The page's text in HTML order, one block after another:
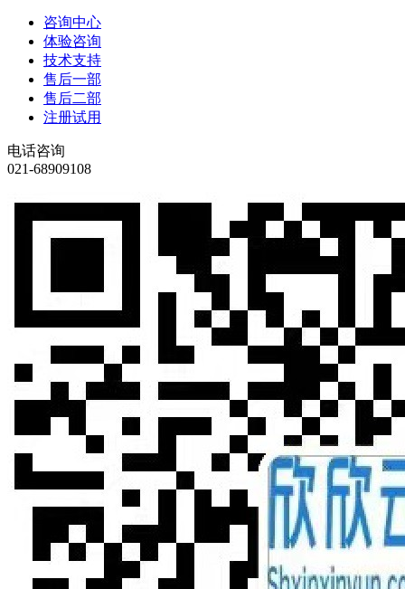
咨询中心
体验咨询
技术支持
售后一部
售后二部
注册试用
电话咨询
021-68909108